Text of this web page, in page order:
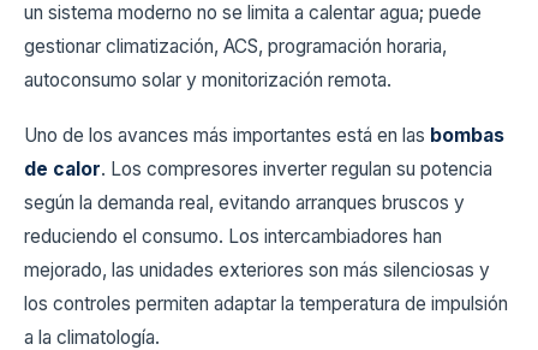
un sistema moderno no se limita a calentar agua; puede
gestionar climatización, ACS, programación horaria,
autoconsumo solar y monitorización remota.
Uno de los avances más importantes está en las bombas
de calor. Los compresores inverter regulan su potencia
según la demanda real, evitando arranques bruscos y
reduciendo el consumo. Los intercambiadores han
mejorado, las unidades exteriores son más silenciosas y
los controles permiten adaptar la temperatura de impulsión
a la climatología.